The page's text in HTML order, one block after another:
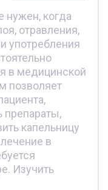
нужен, когда
отравления,
употребления
в медицинской
позволяет
препараты,
капельницу
в
Изучить